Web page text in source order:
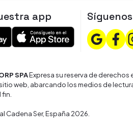
app Síguenos
SPAExpresa su reserva de
web, abarcando los medios de
Cadena Ser, España 2026.